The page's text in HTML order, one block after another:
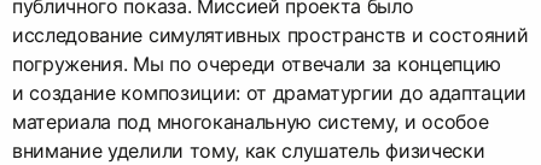
публичного показа. Миссией проекта было
исследование симулятивных пространств и состояний
погружения. Мы по очереди отвечали за концепцию
и создание композиции: от драматургии до адаптации
материала под многоканальную систему, и особое
внимание уделили тому, как слушатель физически